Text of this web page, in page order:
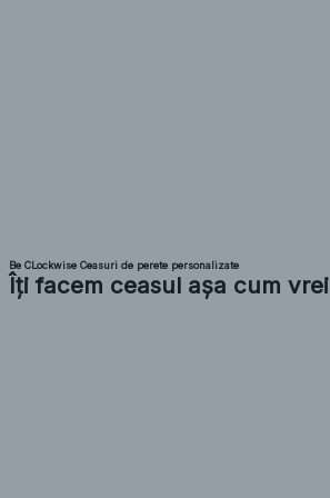
Be CLockwise Ceasuri de perete personalizate
Îți facem ceasul așa cum vrei